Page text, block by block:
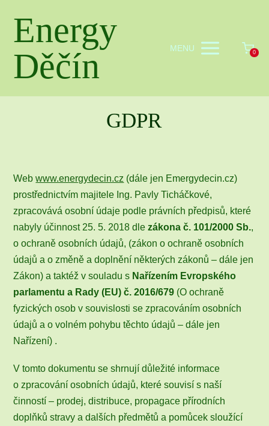
Energy
Děčín
MENU 0
GDPR
Webwww.energydecin.cz (dále jen Emergydecin.cz)
prostřednictvím majitele Ing. Pavly Ticháčkové,
zpracovává osobní údaje podle právních předpisů, které
nabyly účinnost 25. 5. 2018 dlezákona č. 101/2000 Sb.,
o ochraně osobních údajů, (zákon o ochraně osobních
údajů a o změně a doplnění některých zákonů – dále jen
Zákon) a taktéž v souladu s Nařízením Evropského
parlamentu a Rady (EU) č. 2016/679 (O ochraně
fyzických osob v souvislosti se zpracováním osobních
údajů a o volném pohybu těchto údajů – dále jen
Nařízení) .
V tomto dokumentu se shrnují důležité informace
o zpracování osobních údajů, které souvisí s naší
činností – prodej, distribuce, propagace přírodních
doplňků stravy a dalších předmětů a pomůcek sloužící